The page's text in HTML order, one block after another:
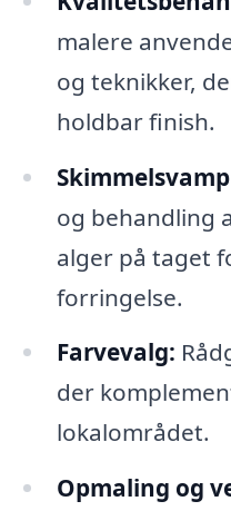
malere
og teknikker,
holdbar finish.
og behandling
alger på taget
forringelse.
Farvevalg:
der
lokalområdet.
Opmaling og